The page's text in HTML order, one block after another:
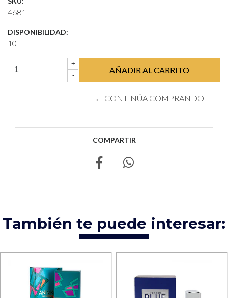
4681
DISPONIBILIDAD:
10
+
-
← CONTINÚA COMPRANDO
COMPARTIR
También te puede interesar: